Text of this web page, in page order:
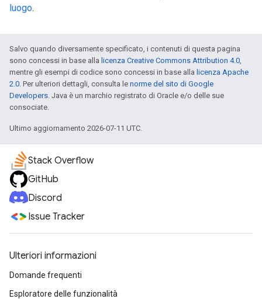
luogo.
Salvo quando diversamente specificato, i contenuti di questa pagina
sono concessi in base alla licenza Creative Commons Attribution 4.0,
mentre gli esempi di codice sono concessi in base alla licenza Apache
2.0. Per ulteriori dettagli, consulta le norme del sito di Google
Developers. Java è un marchio registrato di Oracle e/o delle sue
consociate.
Ultimo aggiornamento 2026-07-11 UTC.
Stack Overflow
GitHub
Discord
Issue Tracker
Ulteriori informazioni
Domande frequenti
Esploratore delle funzionalità